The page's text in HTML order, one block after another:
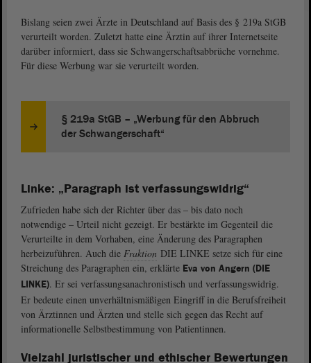
Bislang seien zwei Ärzte in Deutschland auf Basis des § 219a StGB
verurteilt worden. Zuletzt hatte eine Ärztin auf ihrer Internetseite
darüber informiert, dass sie Schwangerschaftsabbrüche vornehme.
Für diese Werbung war sie verurteilt worden.
§ 219a StGB – „Werbung für den Abbruch
der Schwangerschaft“
Linke: „Paragraph ist verfassungswidrig“
Zufrieden habe sich der Richter über das – bis dato noch
notwendige – Urteil nicht gezeigt. Er bestärkte im Gegenteil die
Verurteilte in dem Vorhaben, eine Änderung des Paragraphen
herbeizuführen. Auch die Fraktion DIE LINKE setze sich für eine
Streichung des Paragraphen ein, erklärte Eva von Angern (DIE
LINKE). Er sei verfassungsanachronistisch und verfassungswidrig.
Er bedeute einen unverhältnismäßigen Eingriff in die Berufsfreiheit
von Ärztinnen und Ärzten und stelle sich gegen das Recht auf
informationelle Selbstbestimmung von Patientinnen.
Vielzahl juristischer und ethischer Bewertungen